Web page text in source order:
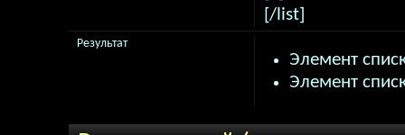
[/list]
Элемент
Элемент
Результат